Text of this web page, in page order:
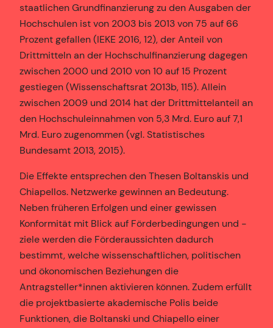
staatlichen Grundfinanzierung zu den Ausgaben der
Hochschulen ist von 2003 bis 2013 von 75 auf 66
Prozent gefallen (IEKE 2016, 12), der Anteil von
Drittmitteln an der Hochschulfinanzierung dagegen
zwischen 2000 und 2010 von 10 auf 15 Prozent
gestiegen (Wissenschaftsrat 2013b, 115). Allein
zwischen 2009 und 2014 hat der Drittmittelanteil an
den Hochschuleinnahmen von 5,3 Mrd. Euro auf 7,1
Mrd. Euro zugenommen (vgl. Statistisches
Bundesamt 2013, 2015).
Die Effekte entsprechen den Thesen Boltanskis und
Chiapellos. Netzwerke gewinnen an Bedeutung.
Neben früheren Erfolgen und einer gewissen
Konformität mit Blick auf Förderbedingungen und -
ziele werden die Förderaussichten dadurch
bestimmt, welche wissenschaftlichen, politischen
und ökonomischen Beziehungen die
Antragsteller*innen aktivieren können. Zudem erfüllt
die projektbasierte akademische Polis beide
Funktionen, die Boltanski und Chiapello einer